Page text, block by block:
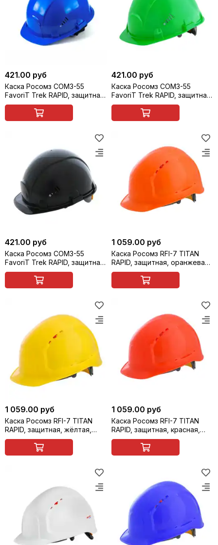
421.00 руб
Каска Росомз СОМЗ-55
FavoriT Trek RAPID, защитная,
синяя, арт. 75618
421.00 руб
Каска Росомз СОМЗ-55
FavoriT Trek RAPID, защитная,
зеленая, арт. 75619
421.00 руб
Каска Росомз СОМЗ-55
FavoriT Trek RAPID, защитная,
черная, арт. 75620
1 059.00 руб
Каска Росомз RFI-7 TITAN
RAPID, защитная, оранжевая,
арт. 71714
1 059.00 руб
Каска Росомз RFI-7 TITAN
RAPID, защитная, жёлтая,
арт. 71715
1 059.00 руб
Каска Росомз RFI-7 TITAN
RAPID, защитная, красная,
арт. 71716